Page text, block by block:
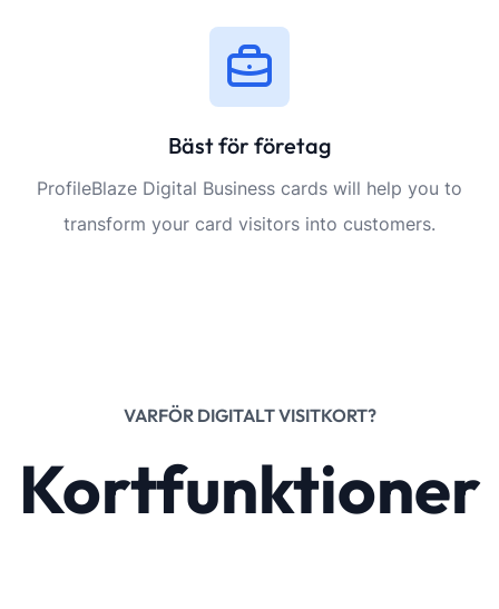
Bäst för företag
ProfileBlaze Digital Business cards will help you to
transform your card visitors into customers.
VARFÖR DIGITALT VISITKORT?
Kortfunktioner